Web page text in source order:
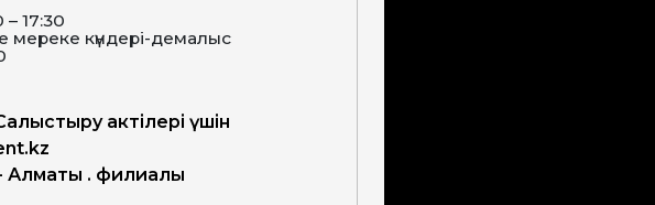
17:30
актілері үшін
Алматы қ. филиалы